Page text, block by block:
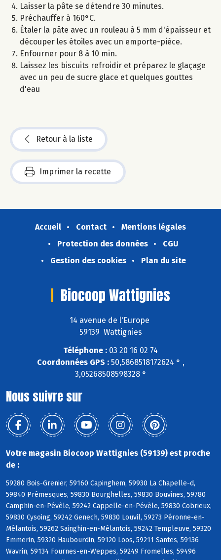
Laisser la pâte se détendre 30 minutes.
Préchauffer à 160°C.
Étaler la pâte avec un rouleau à 5 mm d'épaisseur et
découper les étoiles avec un emporte-pièce.
Enfourner pour 8 à 10 min.
Laissez les biscuits refroidir et préparez le glaçage
avec un peu de sucre glace et quelques gouttes
d'eau
Retour à la liste
Imprimer la recette
Accueil Contact
Mentions légales
Protection des données
CGU
Gestion des cookies
Plan du site
Biocoop Wattignies
14 avenue de l'Europe
59139 Wattignies
Téléphone : 03 20 16 02 74
Coordonnées GPS :50,5868518172624 ° ,
3,05268508598328 °
Nous suivre sur
Votre magasin Biocoop Wattignies (59139) est proche
de :
59280 Bois-Grenier, 59160 Capinghem, 59930 La Chapelle-d,
59840 Prémesques, 59830 Bourghelles, 59830 Bouvines, 59780
Camphin-en-Pévèle, 59242 Cappelle-en-Pévèle, 59830 Cobrieux,
59830 Cysoing, 59242 Genech, 59830 Louvil, 59273 Péronne-en-
Mélantois, 59262 Sainghin-en-Mélantois, 59242 Templeuve, 59320
Emmerin, 59320 Haubourdin, 59120 Loos, 59211 Santes, 59136
Wavrin, 59134 Fournes-en-Weppes, 59249 Fromelles, 59496